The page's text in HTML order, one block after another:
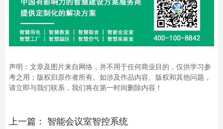
声明：文章及图片来自网络，并不用于任何商业目的，仅供学习参
考之用；版权归原作者所有。如涉及作品内容、版权和其他问题，
请立即与我们联系，我们将在第一时间删除内容！
上一篇： 智能会议室智控系统